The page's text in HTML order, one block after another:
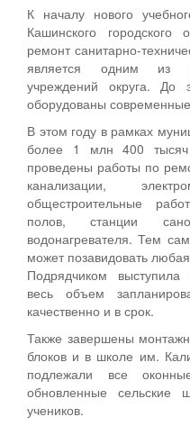
К началу нового
Кашинского городского
ремонт санитарно-
является одним из
учреждений округа.
оборудованы
В этом году в рамках
более 1 млн 400
проведены работы по
канализации,
общестроительные
полов, станции
водонагревателя. Тем
может позавидовать
Подрядчиком
весь объем
качественно и в срок.
Также завершены
блоков и в школе им.
подлежали все
обновленные сельские
учеников.